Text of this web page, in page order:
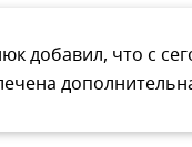
добавил, что с